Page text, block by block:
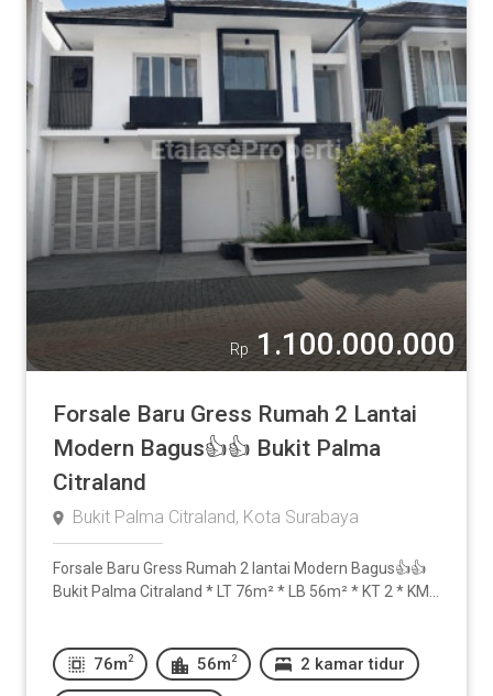
Rp 1.100.000.000
Forsale Baru Gress Rumah 2 Lantai
Modern Bagus👍👍 Bukit Palma
Citraland
Bukit Palma Citraland, Kota Surabaya
Forsale Baru Gress Rumah 2 lantai Modern Bagus👍👍
Bukit Palma Citraland * LT 76m² * LB 56m² * KT 2 * KM...
76m 2 56m 2 2 kamar tidur